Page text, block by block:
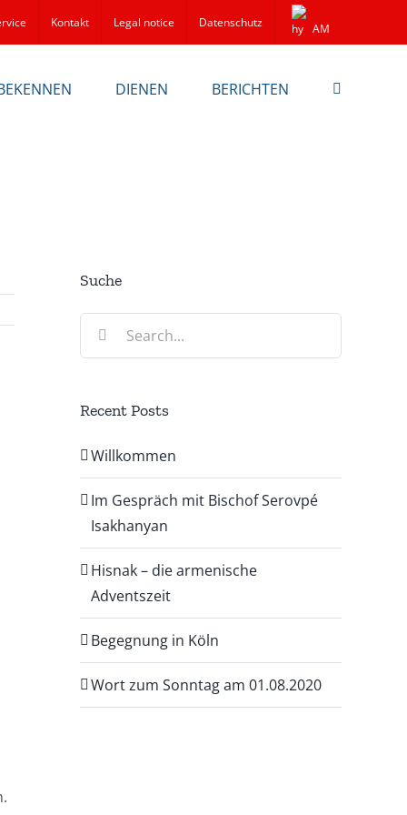
Kontakt Legal notice Datenschutz AM
DIENEN BERICHTEN
Suche
Search
Recent Posts
Willkommen
Im Gespräch mit Bischof Serovpé
Isakhanyan
Hisnak – die armenische
Adventszeit
Begegnung in Köln
Wort zum Sonntag am 01.08.2020